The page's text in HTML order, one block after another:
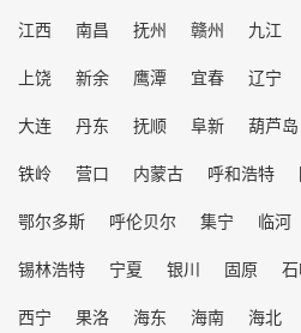
江西
南昌 抚州 赣州 九江
上饶
新余 鹰潭 宜春 辽宁
大连
丹东 抚顺 阜新 葫芦岛
铁岭
营口 内蒙古 呼和浩特
鄂尔多斯
呼伦贝尔 集宁 临河
锡林浩特
宁夏 银川 固原
西宁
果洛 海东 海南 海北